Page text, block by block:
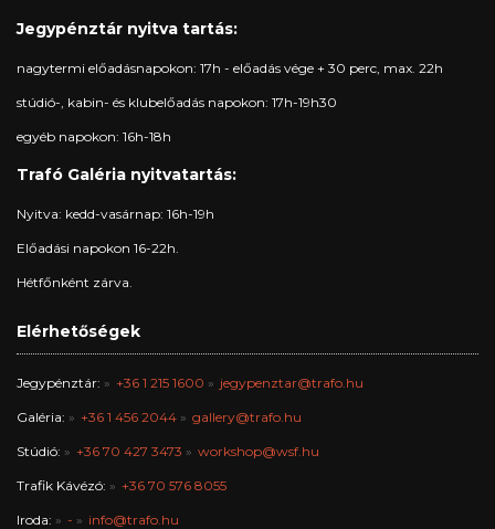
Jegypénztár nyitva tartás:
nagytermi előadásnapokon: 17h - előadás vége + 30 perc, max. 22h
stúdió-, kabin- és klubelőadás napokon: 17h-19h30
egyéb napokon: 16h-18h
Trafó Galéria nyitvatartás:
Nyitva: kedd-vasárnap: 16h-19h
Előadási napokon 16-22h.
Hétfőnként zárva.
Elérhetőségek
Jegypénztár: +36 1 215 1600 jegypenztar@trafo.hu
Galéria: +36 1 456 2044 gallery@trafo.hu
Stúdió: +36 70 427 3473 workshop@wsf.hu
Trafik Kávézó: +36 70 576 8055
Iroda: - info@trafo.hu